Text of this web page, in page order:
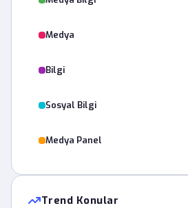
Medya
Bilgi
Sosyal Bilgi
Medya Panel
Trend Konular